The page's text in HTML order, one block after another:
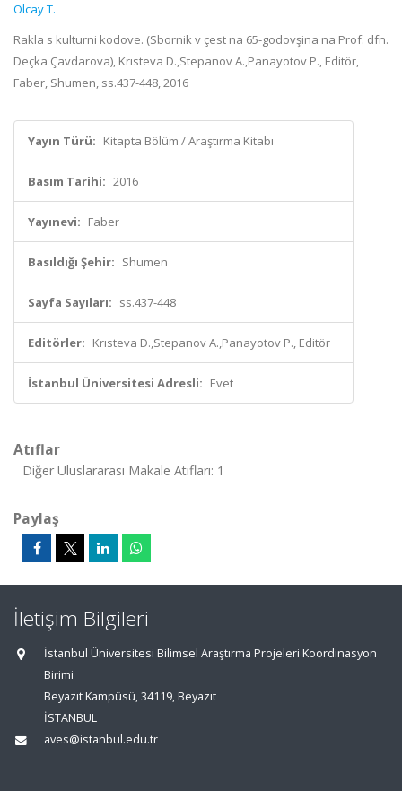
Olcay T.
Rakla s kulturni kodove. (Sbornik v çest na 65-godovşina na Prof. dfn.
Deçka Çavdarova), Krısteva D.,Stepanov A.,Panayotov P., Editör,
Faber, Shumen, ss.437-448, 2016
Yayın Türü: Kitapta Bölüm / Araştırma Kitabı
Basım Tarihi: 2016
Yayınevi: Faber
Basıldığı Şehir: Shumen
Sayfa Sayıları: ss.437-448
Editörler: Krısteva D.,Stepanov A.,Panayotov P., Editör
İstanbul Üniversitesi Adresli: Evet
Atıflar
Diğer Uluslararası Makale Atıfları: 1
Paylaş
İletişim Bilgileri
İstanbul Üniversitesi Bilimsel Araştırma Projeleri Koordinasyon
Birimi
Beyazıt Kampüsü, 34119, Beyazıt
İSTANBUL
aves@istanbul.edu.tr